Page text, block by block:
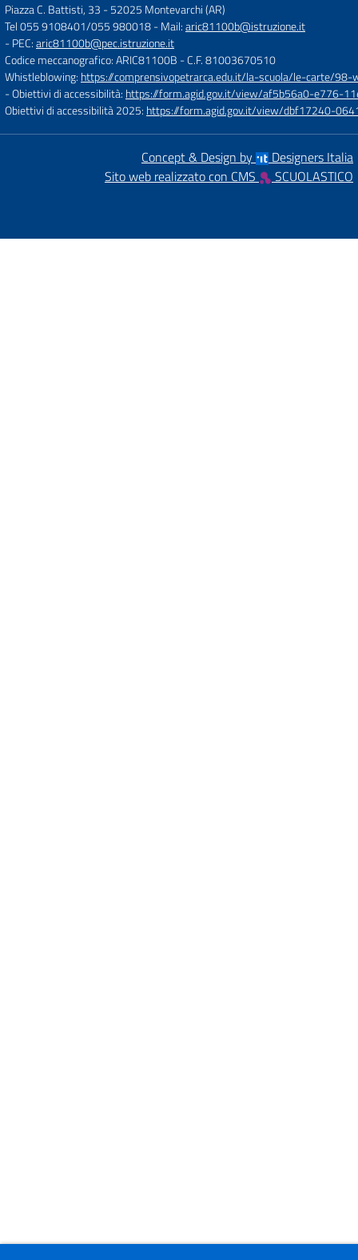
Piazza C. Battisti, 33 -52025 Montevarchi (AR)
Tel 055 9108401/055 980018- Mail:aric81100b@istruzione.it
- PEC:aric81100b@pec.istruzione.it
Codice meccanografico: ARIC81100B - C.F. 81003670510
Whistleblowing: https://comprensivopetrarca.edu.it/la-scuola/le-carte/98-
- Obiettivi di accessibilità: https://form.agid.gov.it/view/af5b56a0-e776-
Obiettivi di accessibilità 2025: https://form.agid.gov.it/view/dbf17240-
Concept & Design by
Designers Italia
Sito web realizzato con CMS
SCUOLASTICO